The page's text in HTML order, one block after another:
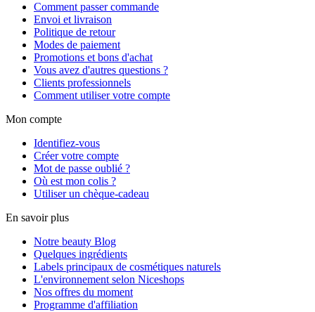
Comment passer commande
Envoi et livraison
Politique de retour
Modes de paiement
Promotions et bons d'achat
Vous avez d'autres questions ?
Clients professionnels
Comment utiliser votre compte
Mon compte
Identifiez-vous
Créer votre compte
Mot de passe oublié ?
Où est mon colis ?
Utiliser un chèque-cadeau
En savoir plus
Notre beauty Blog
Quelques ingrédients
Labels principaux de cosmétiques naturels
L'environnement selon Niceshops
Nos offres du moment
Programme d'affiliation